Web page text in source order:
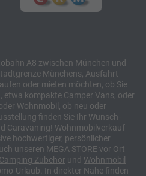
A8 zwischen München und
Münchens, Ausfahrt
oder mieten möchten, ob Sie
etwa kompakte Camper Vans, oder
Wohnmobil, ob neu oder
finden Sie Ihr Wunsch-
Caravaning! Wohnmobilverkauf
hochwertiger, persönlicher
unseren MEGA STORE vor Ort
Camping Zubehör und Wohnmobil
Urlaub. In direkter Nähe finden